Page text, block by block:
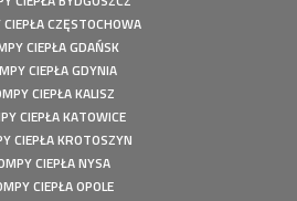
- Instalacja fotowoltaiczna o
- Mitsubishi Heavy Split -
- Innova Nordic 10 KW
Góra - Instalacja fotowoltaiczna o
CZĘSTOCHOWA
CIEPŁA GDAŃSK
CIEPŁA GDYNIA
CIEPŁA KALISZ
CIEPŁA KATOWICE
CIEPŁA KROTOSZYN
CIEPŁA NYSA
CIEPŁA OPOLE